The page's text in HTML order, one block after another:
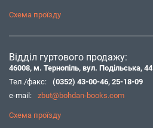
Схема проїзду
Відділ гуртового продажу:
46008, м. Тернопіль, вул. Подільська, 44
Тел./факс:
(0352) 43-00-46, 25-18-09
e-mail:
zbut@bohdan-books.com
Схема проїзду